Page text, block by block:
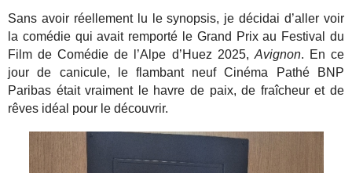
Sans avoir réellement lu le synopsis, je décidai d’aller voir
la comédie qui avait remporté le Grand Prix au Festival du
Film de Comédie de l’Alpe d’Huez 2025, Avignon. En ce
jour de canicule, le flambant neuf Cinéma Pathé BNP
Paribas était vraiment le havre de paix, de fraîcheur et de
rêves idéal pour le découvrir.